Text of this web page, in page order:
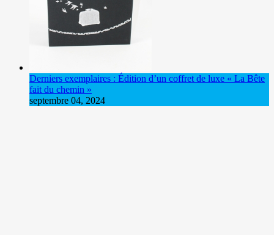
Derniers exemplaires : Édition d’un coffret de luxe « La Bête
fait du chemin »
septembre 04, 2024